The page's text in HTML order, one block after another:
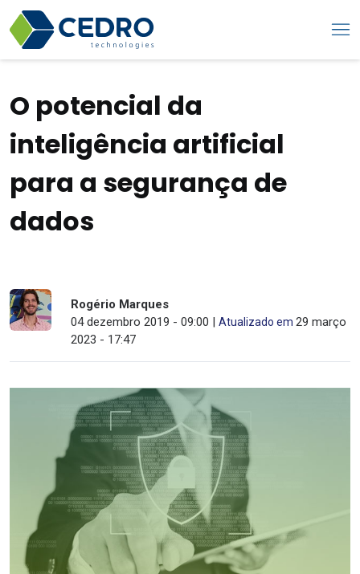
O potencial da
inteligência artificial
para a segurança de
dados
Rogério Marques
04 dezembro 2019 - 09:00 |Atualizado em29 março
2023 - 17:47